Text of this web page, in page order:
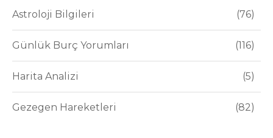
Astroloji Bilgileri 76
Günlük Burç Yorumları 116
Harita Analizi 5
Gezegen Hareketleri 82